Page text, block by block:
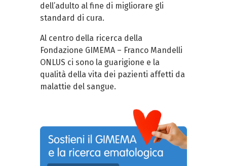
dell’adulto al fine di migliorare gli
standard di cura.
Al centro della ricerca della
Fondazione GIMEMA – Franco Mandelli
ONLUS ci sono la guarigione e la
qualità della vita dei pazienti affetti da
malattie del sangue.